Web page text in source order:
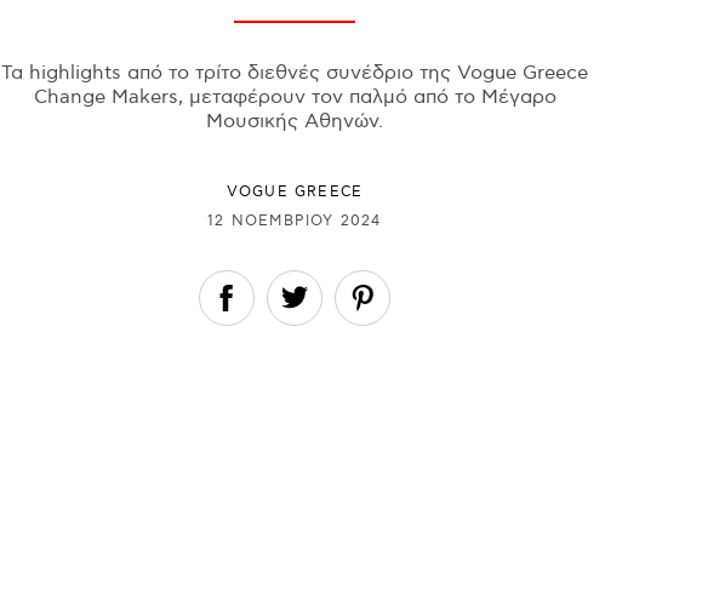
Τα highlights από το τρίτο διεθνές συνέδριο της Vogue Greece
Change Makers, μεταφέρουν τον παλμό από το Μέγαρο
Μουσικής Αθηνών.
VOGUE GREECE
12 ΝΟΕΜΒΡΊΟΥ 2024